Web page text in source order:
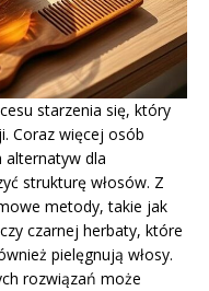
starzenia się, który
Coraz więcej osób
alternatyw dla
strukturę włosów. Z
metody, takie jak
czarnej herbaty, które
pielęgnują włosy.
rozwiązań może